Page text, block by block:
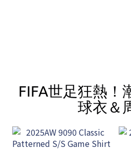
FIFA世足狂熱！
球衣＆